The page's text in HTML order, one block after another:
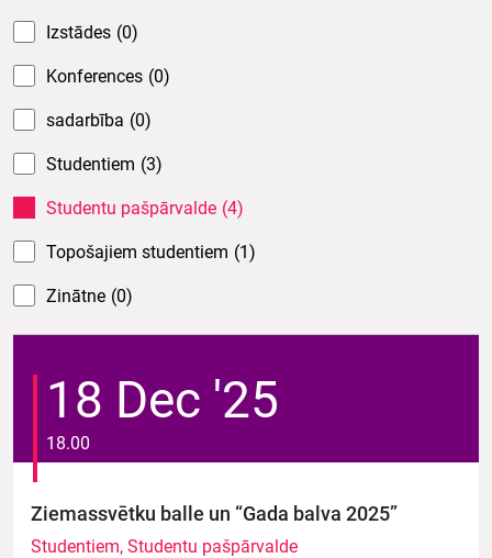
Izstādes (0)
Konferences (0)
sadarbība (0)
Studentiem (3)
Studentu pašpārvalde (4)
Topošajiem studentiem (1)
Zinātne (0)
18 Dec '25
18.00
Ziemassvētku balle un “Gada balva 2025”
Studentiem, Studentu pašpārvalde